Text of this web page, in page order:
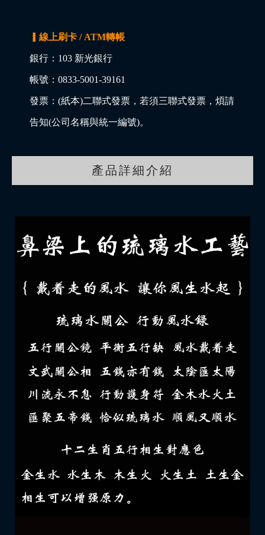
▎線上刷卡 / ATM轉帳
銀行：103 新光銀行
帳號：0833-5001-39161
發票：(紙本)二聯式發票，若須三聯式發票，煩請
告知(公司名稱與統一編號)。
產品詳細介紹